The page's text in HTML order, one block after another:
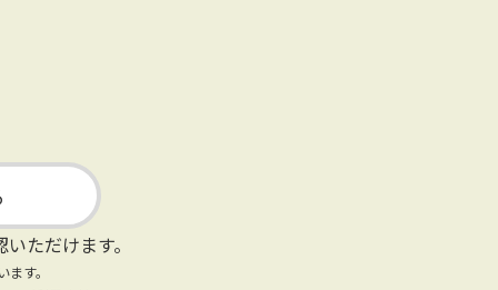
ただけます。
す。